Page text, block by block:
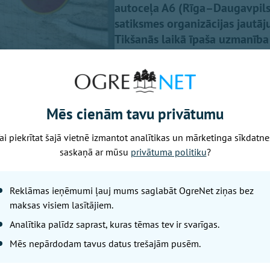
autoceļa A6
satiksmes organizācijas
Tikšanās laikā īpaša
mazināt satiksmes
novada pašvaldībā.
veicēju sniegto informāciju pašlaik slēgto braukšanas
atvērt satiksmei šī gada septembrī. Pēc tam
saglabājot satiksmes organizāciju atbilstoši darbu
tehnoloģiskās prasības, ziemas sezonā objektā
lai nodrošinātu būvdarbu kvalitāti un
dalībniekiem laikā, kad aktīvi būvdarbi nav iespējami.
Mēs cienām tavu privātumu
piekrītat šajā vietnē izmantot analītikas un mārketinga
saskaņā ar mūsu privātuma politiku?
Reklāmas ieņēmumi ļauj mums saglabāt OgreNet ziņas bez
maksas visiem lasītājiem.
Analītika palīdz saprast, kuras tēmas tev ir svarīgas.
Mēs nepārdodam tavus datus trešajām pusēm.